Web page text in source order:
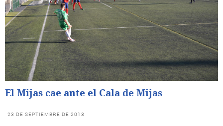
El Mijas cae ante el Cala de Mijas
23 DE SEPTIEMBRE DE 2013